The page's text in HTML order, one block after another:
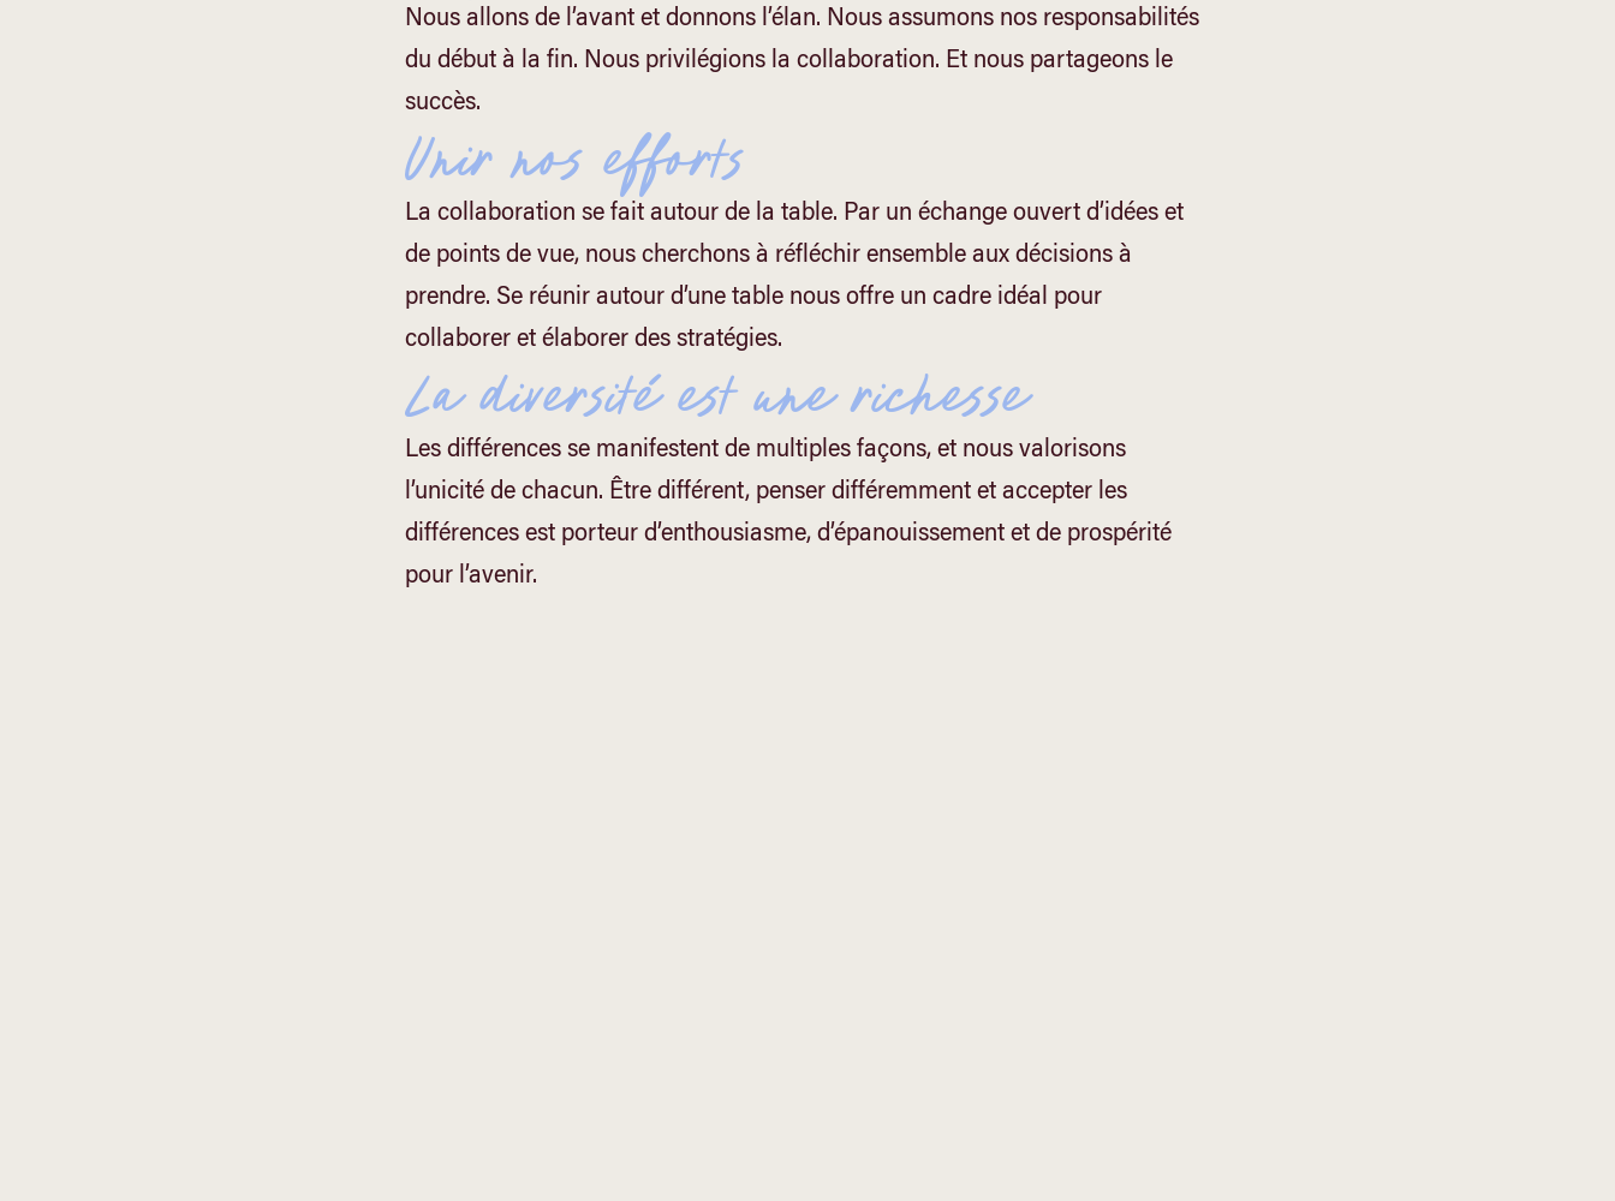
Nous allons de l’avant et donnons l’élan. Nous assumons nos responsabilités
du début à la fin. Nous privilégions la collaboration. Et nous partageons le
succès.
Unir nos efforts
La collaboration se fait autour de la table. Par un échange ouvert d’idées et
de points de vue, nous cherchons à réfléchir ensemble aux décisions à
prendre. Se réunir autour d’une table nous offre un cadre idéal pour
collaborer et élaborer des stratégies.
La diversité est une richesse
Les différences se manifestent de multiples façons, et nous valorisons
l’unicité de chacun. Être différent, penser différemment et accepter les
différences est porteur d’enthousiasme, d’épanouissement et de prospérité
pour l’avenir.